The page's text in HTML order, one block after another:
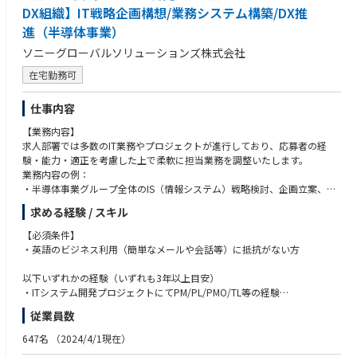
DX組織】IT戦略企画構想/業務システム構築/DX推
進（半導体事業）
ソニーグローバルソリューションズ株式会社
在宅勤務可
仕事内容
【業務内容】
求人部署では多数のIT業務やプロジェクトが進行しており、応募者の経
験・能力・適正を考慮した上で柔軟に担当業務を調整いたします。
業務内容の例：
・半導体事業グループ全体のIS（情報システム）戦略検討、企画立案、予
算管理担当
・SCKの業務アプリケーション構築プロジェクト担当（PMO、ベンダー管
理など）
・SCKにおけるDX推進担当（データマネジメント、データ分析推進、AI活
※業務内容については、将来的に会社の定める業務（出向含む）へ変更と
【部署の事業・サービス】
・半導体事業グループの一員として、BPRや情報システム構築を通して会
求める経験 / スキル
【必須条件】
・英語のビジネス利用（簡単なメールや会話等）に抵抗がない方
以下いずれかの経験（いずれも3年以上目安）
・ITシステム開発プロジェクトにてPM/PL/PMO/TL等の経験
・IT関連プロジェクトの企画構想立案経験
・データ利活用推進経験（データマネジメント、データ分析推進、AI活用
検討等）
従業員数
647名 （2024/4/1現在）